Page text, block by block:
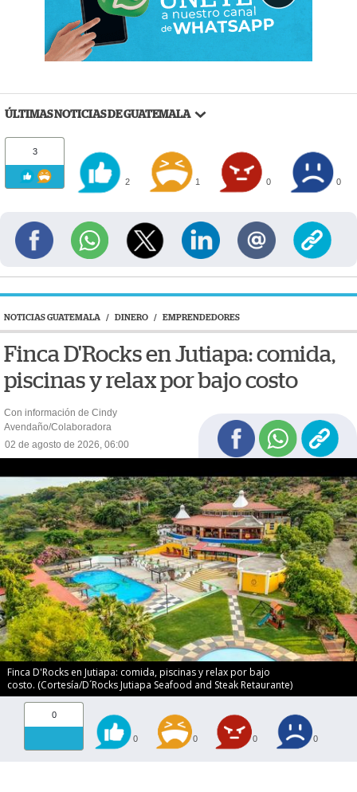
ÚLTIMAS NOTICIAS DE GUATEMALA
3
2 1 0 0
NOTICIAS GUATEMALA / DINERO / EMPRENDEDORES
Finca D'Rocks en Jutiapa: comida,
piscinas y relax por bajo costo
Con información de Cindy
Avendaño/Colaboradora
02 de agosto de 2026, 06:00
Finca D'Rocks en Jutiapa: comida, piscinas y relax por bajo
costo. (Cortesía/D´Rocks Jutiapa Seafood and Steak Retaurante)
0
0 0 0 0